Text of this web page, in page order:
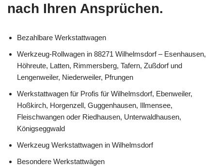
nach Ihren Ansprüchen.
Bezahlbare Werkstattwagen
Werkzeug-Rollwagen in 88271 Wilhelmsdorf – Esenhausen,
Höhreute, Latten, Rimmersberg, Tafern, Zußdorf und
Lengenweiler, Niederweiler, Pfrungen
Werkstattwagen für Profis für Wilhelmsdorf, Ebenweiler,
Hoßkirch, Horgenzell, Guggenhausen, Illmensee,
Fleischwangen oder Riedhausen, Unterwaldhausen,
Königseggwald
Werkzeug Werkstattwagen in Wilhelmsdorf
Besondere Werkstattwägen